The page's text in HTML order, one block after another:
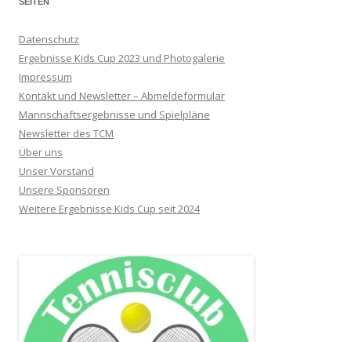
Datenschutz
Ergebnisse Kids Cup 2023 und Photogalerie
Impressum
Kontakt und Newsletter – Abmeldeformular
Mannschaftsergebnisse und Spielpläne
Newsletter des TCM
Über uns
Unser Vorstand
Unsere Sponsoren
Weitere Ergebnisse Kids Cup seit 2024